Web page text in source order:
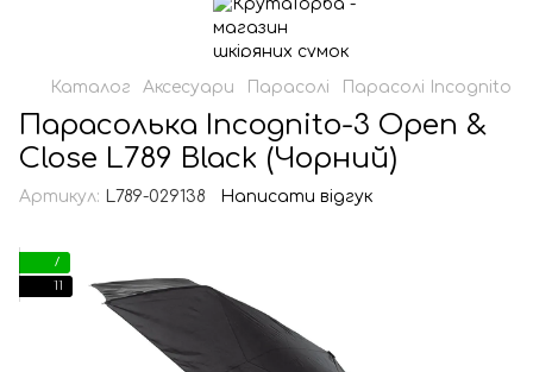
Каталог Аксесуари Парасолі Парасолі Incognito
Парасолька Incognito-3 Open &
Close L789 Black (Чорний)
Артикул: L789-029138 Написати відгук
7
11